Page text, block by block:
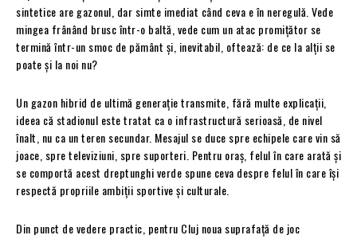
sintetice are gazonul, dar simte imediat când ceva e în neregulă. Vede
mingea frânând brusc într-o baltă, vede cum un atac promițător se
termină într-un smoc de pământ și, inevitabil, oftează: de ce la alții se
poate și la noi nu?
Un gazon hibrid de ultimă generație transmite, fără multe explicații,
ideea că stadionul este tratat ca o infrastructură serioasă, de nivel
înalt, nu ca un teren secundar. Mesajul se duce spre echipele care vin să
joace, spre televiziuni, spre suporteri. Pentru oraș, felul în care arată și
se comportă acest dreptunghi verde spune ceva despre felul în care își
respectă propriile ambiții sportive și culturale.
Din punct de vedere practic, pentru Cluj noua suprafață de joc